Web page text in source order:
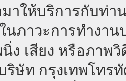
าให้บริการกับท่
นภาวะการทำงา
ง เสียง หรือภาพ
ษัท กรุงเทพโทร